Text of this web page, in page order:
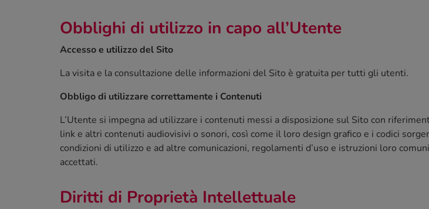
Obblighi di utilizzo in capo all’Utente
Accesso e utilizzo del Sito
La visita e la consultazione delle informazioni del Sito è gratuita per tutti gli utenti.
Obbligo di utilizzare correttamente i Contenuti
L’Utente si impegna ad utilizzare i contenuti messi a disposizione sul Sito con
link e altri contenuti audiovisivi o sonori, così come il loro design grafico e i codici
condizioni di utilizzo e ad altre comunicazioni, regolamenti d’uso e istruzioni loro
accettati.
Diritti di Proprietà Intellettuale